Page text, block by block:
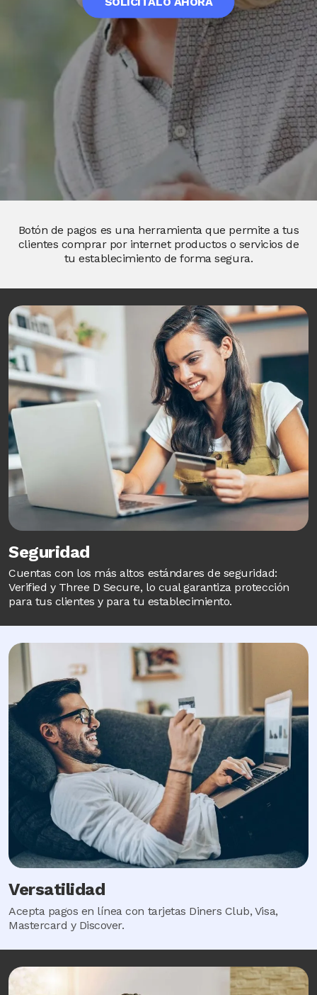
Botón de pagos es una herramienta que permite a tus
clientes comprar por internet productos o servicios de
tu establecimiento de forma segura.
Image
Seguridad
Cuentas con los más altos estándares de seguridad:
Verified y Three D Secure, lo cual garantiza protección
para tus clientes y para tu establecimiento.
Image
Versatilidad
Acepta pagos en línea con tarjetas Diners Club, Visa,
Mastercard y Discover.
Image